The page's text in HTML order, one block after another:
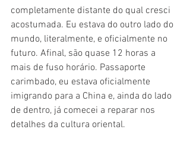
completamente distante do qual cresci
acostumada. Eu estava do outro lado do
mundo, literalmente, e oficialmente no
futuro. Afinal, são quase 12 horas a
mais de fuso horário. Passaporte
carimbado, eu estava oficialmente
imigrando para a China e, ainda do lado
de dentro, já comecei a reparar nos
detalhes da cultura oriental.